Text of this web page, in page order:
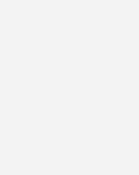
bereits eingetretener
durch jeden „Gefallen“,
Situation ggf. einräumen
also bei bereits
agieren.
verjährt, sollte der
den allgemeinen
für die Fälle anbringen, in